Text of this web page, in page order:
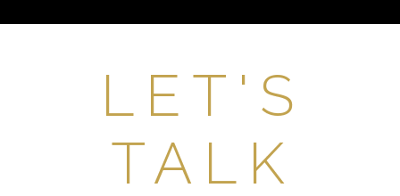
LET'S
TALK